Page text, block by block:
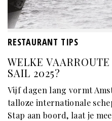
RESTAURANT TIPS
WELKE
SAIL 2025?
Vijf dagen lang vormt
talloze internationale
Stap aan boord, laat je